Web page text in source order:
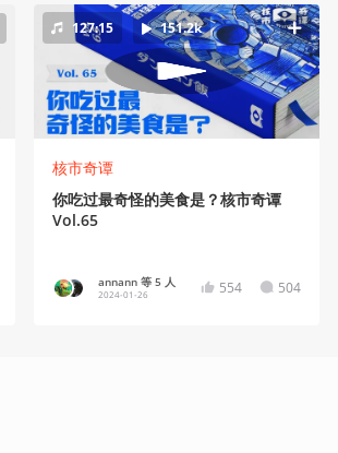
127:15 151.2k
核市奇谭
你吃过最奇怪的美食是？核市奇谭
Vol.65
annann 等 5 人
2024-01-26 554 504